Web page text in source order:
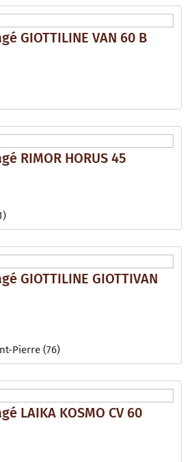
GIOTTILINE VAN 60 B
RIMOR HORUS 45
GIOTTILINE GIOTTIVAN
Pierre (76)
LAIKA KOSMO CV 60